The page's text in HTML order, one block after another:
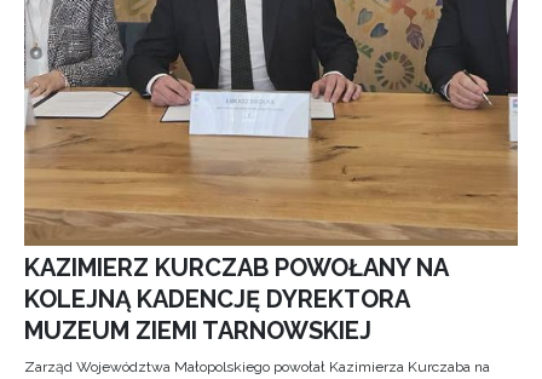
KAZIMIERZ KURCZAB POWOŁANY NA
KOLEJNĄ KADENCJĘ DYREKTORA
MUZEUM ZIEMI TARNOWSKIEJ
Zarząd Województwa Małopolskiego powołał Kazimierza Kurczaba na